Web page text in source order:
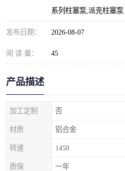
系列柱塞泵,派克柱塞泵
发布日期： 2026-08-07
阅 读 量： 45
产品描述
加工定制 否
材质 铝合金
转速 1450
质保 一年